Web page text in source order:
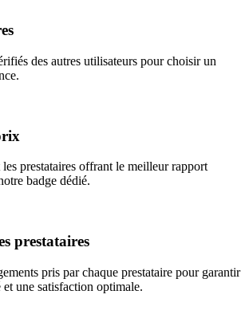
des autres utilisateurs pour choisir un
prestataires offrant le meilleur rapport
badge dédié.
prestataires
pris par chaque prestataire pour garantir
une satisfaction optimale.